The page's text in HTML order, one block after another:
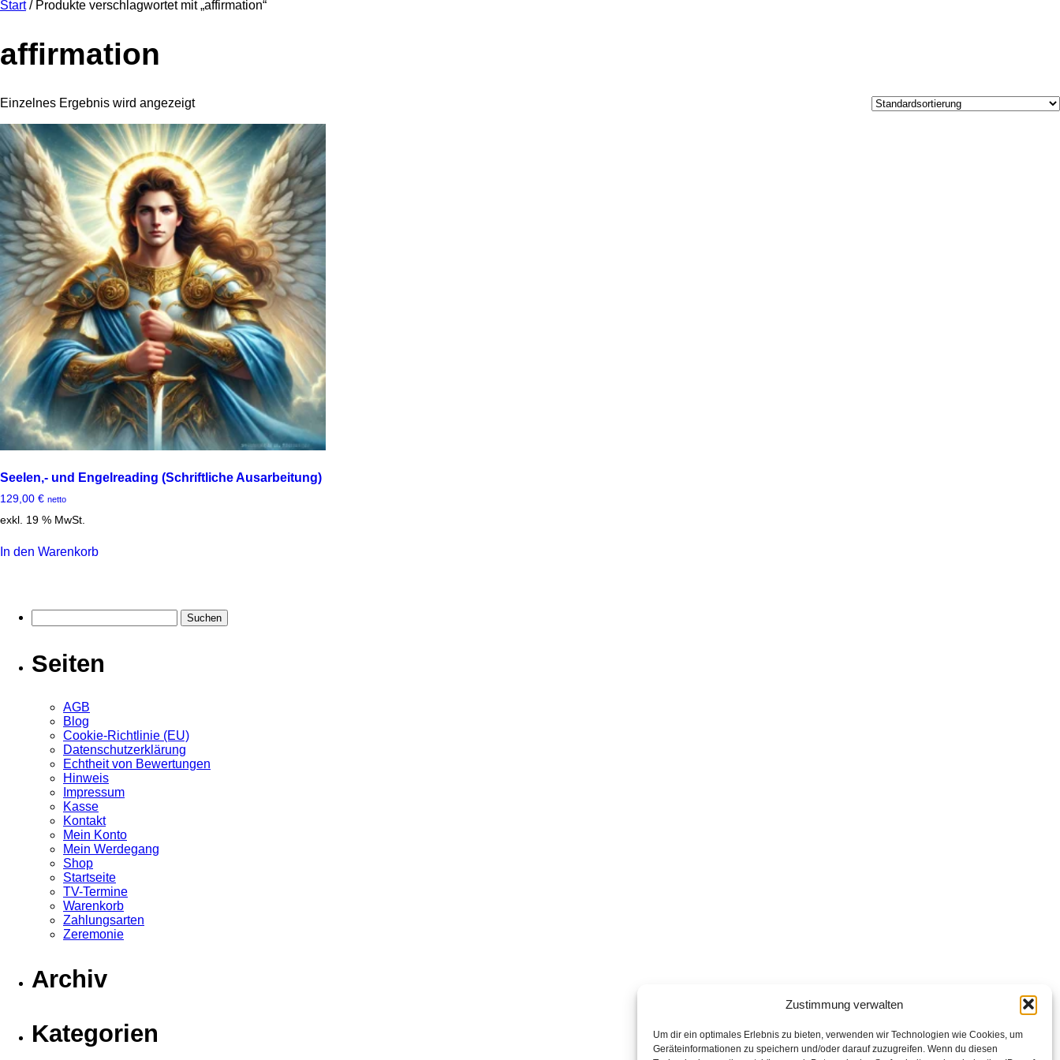
Zustimmung verwalten
Um dir ein optimales Erlebnis zu bieten, verwenden wir Technologien wie Cookies, um
Geräteinformationen zu speichern und/oder darauf zuzugreifen. Wenn du diesen
Start/ Produkte verschlagwortet mit „affirmation“
affirmation
Einzelnes Ergebnis wird angezeigt
Seelen,- und Engelreading (Schriftliche Ausarbeitung)
129,00 € netto
exkl. 19 % MwSt.
In den Warenkorb
nach:
Seiten
AGB
Blog
Cookie-Richtlinie (EU)
Datenschutzerklärung
Echtheit von Bewertungen
Hinweis
Impressum
Kasse
Kontakt
Mein Konto
Mein Werdegang
Shop
Startseite
TV-Termine
Warenkorb
Zahlungsarten
Zeremonie
Archiv
Kategorien